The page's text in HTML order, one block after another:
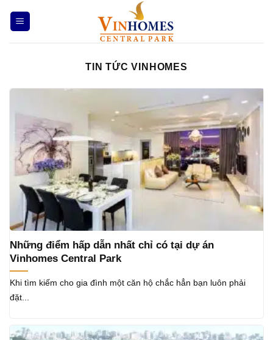
qua
nội
TIN TỨC VINHOMES
Những điểm hấp dẫn nhất chỉ có tại dự án
Vinhomes Central Park
Khi tìm kiếm cho gia đình một căn hộ chắc hẳn bạn luôn phải
đặt...